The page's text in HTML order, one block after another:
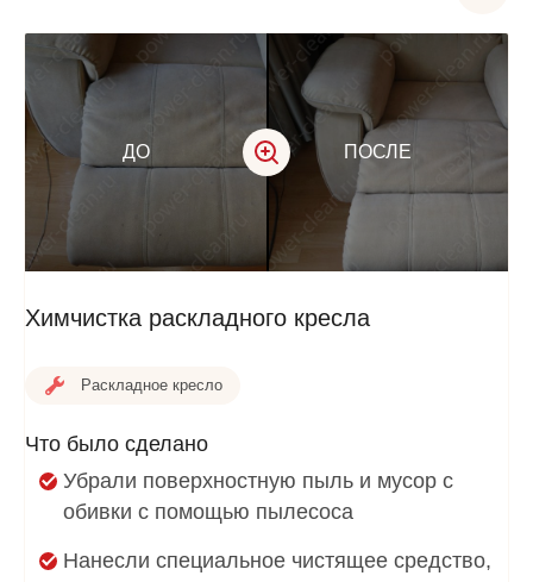
ДО ПОСЛЕ
Химчистка раскладного кресла
Раскладное кресло
Что было сделано
Убрали поверхностную пыль и мусор с
обивки с помощью пылесоса
Нанесли специальное чистящее средство,